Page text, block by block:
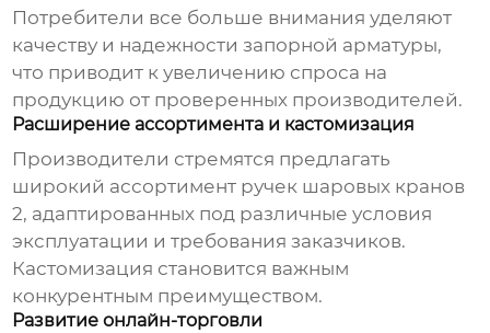
Потребители все больше внимания уделяют
качеству и надежности запорной арматуры,
что приводит к увеличению спроса на
продукцию от проверенных производителей.
Расширение ассортимента и кастомизация
Производители стремятся предлагать
широкий ассортимент ручек шаровых кранов
2, адаптированных под различные условия
эксплуатации и требования заказчиков.
Кастомизация становится важным
конкурентным преимуществом.
Развитие онлайн-торговли